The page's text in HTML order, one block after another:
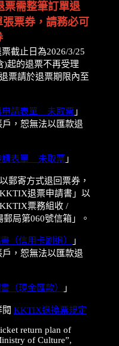
需整筆訂單退
票券，請務必可
截止日為2026/3/25
)起的退票不再受理
票請於退票期限內至
申請表單 _ 未取票 」
，恕無法以匯款退
請表單 _ 未取票 」
郵寄方式退回票券，
退票申請書」以
票務組收 /
局第060號信箱」。
（信用卡刷退）
」
，恕無法以匯款退
（現金匯款） 」
KKTIX退換票規定
return plan of
of Culture”,